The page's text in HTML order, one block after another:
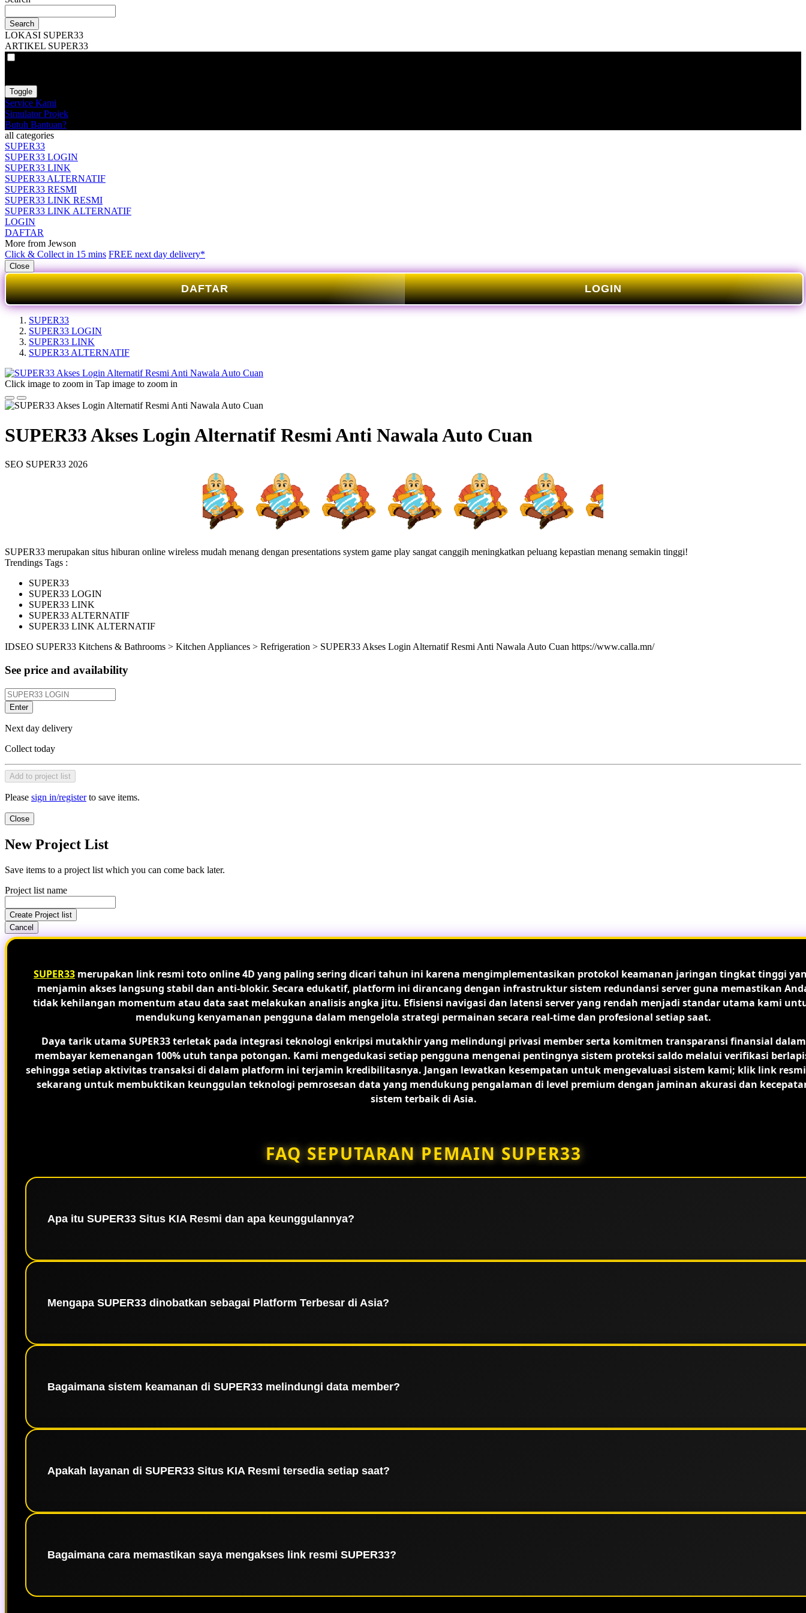
Search
LOKASI SUPER33
ARTIKEL SUPER33
Toggle
Service Kami
Simulator Projek
Butuh Bantuan?
all categories
SUPER33
SUPER33 LOGIN
SUPER33 LINK
SUPER33 ALTERNATIF
SUPER33 RESMI
SUPER33 LINK RESMI
SUPER33 LINK ALTERNATIF
LOGIN
DAFTAR
More from Jewson
Click & Collect in 15 mins FREE next day delivery*
Close
DAFTAR LOGIN
SUPER33
SUPER33 LOGIN
SUPER33 LINK
SUPER33 ALTERNATIF
Click image to zoom in Tap image to zoom in
SUPER33 Akses Login Alternatif Resmi Anti Nawala Auto Cuan
SEO SUPER33 2026
SUPER33 merupakan situs hiburan online wireless mudah menang dengan presentations system game play sangat canggih meningkatkan peluang kepastian menang semakin tinggi!
Trendings Tags :
SUPER33
SUPER33 LOGIN
SUPER33 LINK
SUPER33 ALTERNATIF
SUPER33 LINK ALTERNATIF
IDSEO SUPER33 Kitchens & Bathrooms > Kitchen Appliances > Refrigeration > SUPER33 Akses Login Alternatif Resmi Anti Nawala Auto Cuan https://www.calla.mn/
See price and availability
Enter
Next day delivery
Collect today
Add to project list
Please sign in/registerto save items.
Close
New Project List
Save items to a project list which you can come back later.
Project list name
Create Project list
Cancel
SUPER33 merupakan link resmi toto online 4D yang paling sering dicari tahun ini karena mengimplementasikan protokol keamanan jaringan tingkat tinggi
menjamin akses langsung stabil dan anti-blokir. Secara edukatif, platform ini dirancang dengan infrastruktur sistem redundansi server guna memastikan
tidak kehilangan momentum atau data saat melakukan analisis angka jitu. Efisiensi navigasi dan latensi server yang rendah menjadi standar utama kami
mendukung kenyamanan pengguna dalam mengelola strategi permainan secara real-time dan profesional setiap saat.
Daya tarik utama SUPER33 terletak pada integrasi teknologi enkripsi mutakhir yang melindungi privasi member serta komitmen transparansi finansial dalam
membayar kemenangan 100% utuh tanpa potongan. Kami mengedukasi setiap pengguna mengenai pentingnya sistem proteksi saldo melalui verifikasi
sehingga setiap aktivitas transaksi di dalam platform ini terjamin kredibilitasnya. Jangan lewatkan kesempatan untuk mengevaluasi sistem kami; klik link
sekarang untuk membuktikan keunggulan teknologi pemrosesan data yang mendukung pengalaman di level premium dengan jaminan akurasi dan
sistem terbaik di Asia.
FAQ SEPUTARAN PEMAIN SUPER33
Apa itu SUPER33 Situs KIA Resmi dan apa keunggulannya?
SUPER33 👑 Situs KIA Resmi adalah platform hiburan digital terbesar dan terpercaya di Asia yang menyajikan standar operasional kelas dunia. Keunggulan utamanya
Mengapa SUPER33 dinobatkan sebagai Platform Terbesar di Asia?
Gelar sebagai platform terbesar diraih karena SUPER33 memiliki jangkauan layanan yang luas di berbagai negara Asia dengan kapasitas server yang mampu
Bagaimana sistem keamanan di SUPER33 melindungi data member?
Keamanan adalah prioritas di SUPER33 👑. Kami mengimplementasikan sistem keamanan berlapis menggunakan teknologi SSL (Secure Socket Layer) terbaru untuk
Apakah layanan di SUPER33 Situs KIA Resmi tersedia setiap saat?
Tentu saja. Sebagai platform terpercaya, SUPER33 menyediakan layanan operasional dan dukungan pelanggan selama 24 jam nonstop setiap harinya. Tim
Bagaimana cara memastikan saya mengakses link resmi SUPER33?